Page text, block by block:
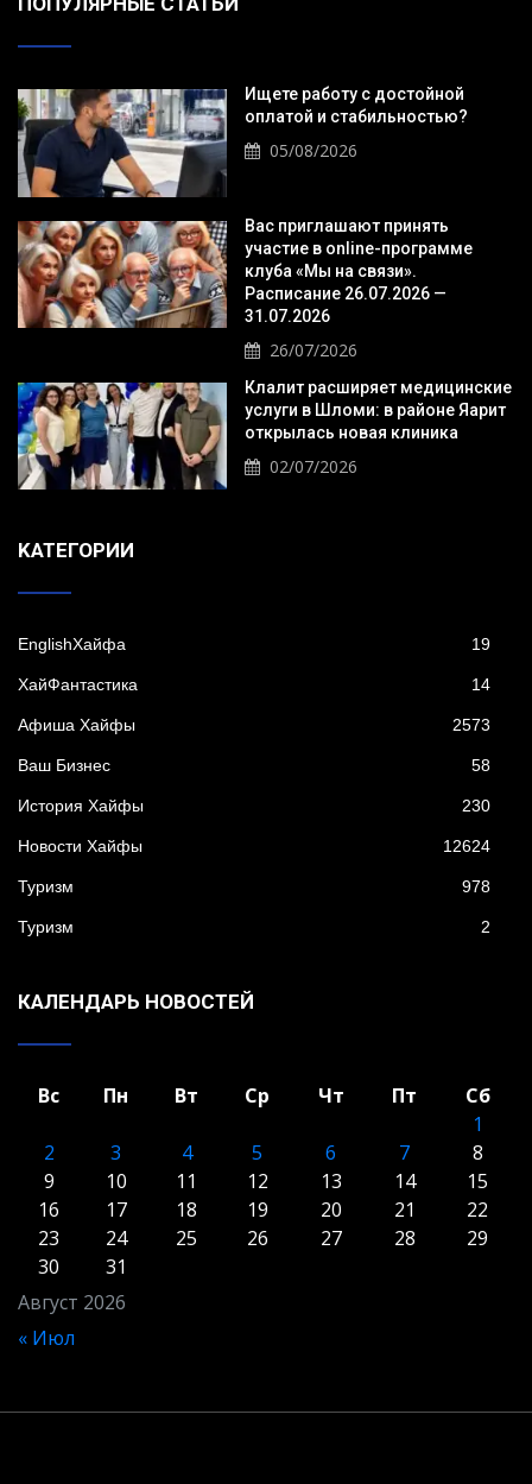
Ищете работу с достойной
оплатой и стабильностью?
05/08/2026
Вас приглашают принять
участие в online-программе
клуба «Мы на связи».
Расписание 26.07.2026 —
31.07.2026
26/07/2026
Клалит расширяет медицинские
услуги в Шломи: в районе Яарит
открылась новая клиника
02/07/2026
KАТЕГОРИИ
EnglishХайфа 19
XайФантастика 14
Афиша Хайфы 2573
Ваш Бизнес 58
История Хайфы 230
Новости Хайфы 12624
Туризм 978
Туризм 2
КАЛЕНДАРЬ НОВОСТЕЙ
Август 2026
Вс Пн Вт Ср Чт Пт
Сб
1
2
3 4 5 6 7
8
9
10 11 12 13 14
15
16
17 18 19 20 21
22
23
24 25 26 27 28
29
30
31
« Июл